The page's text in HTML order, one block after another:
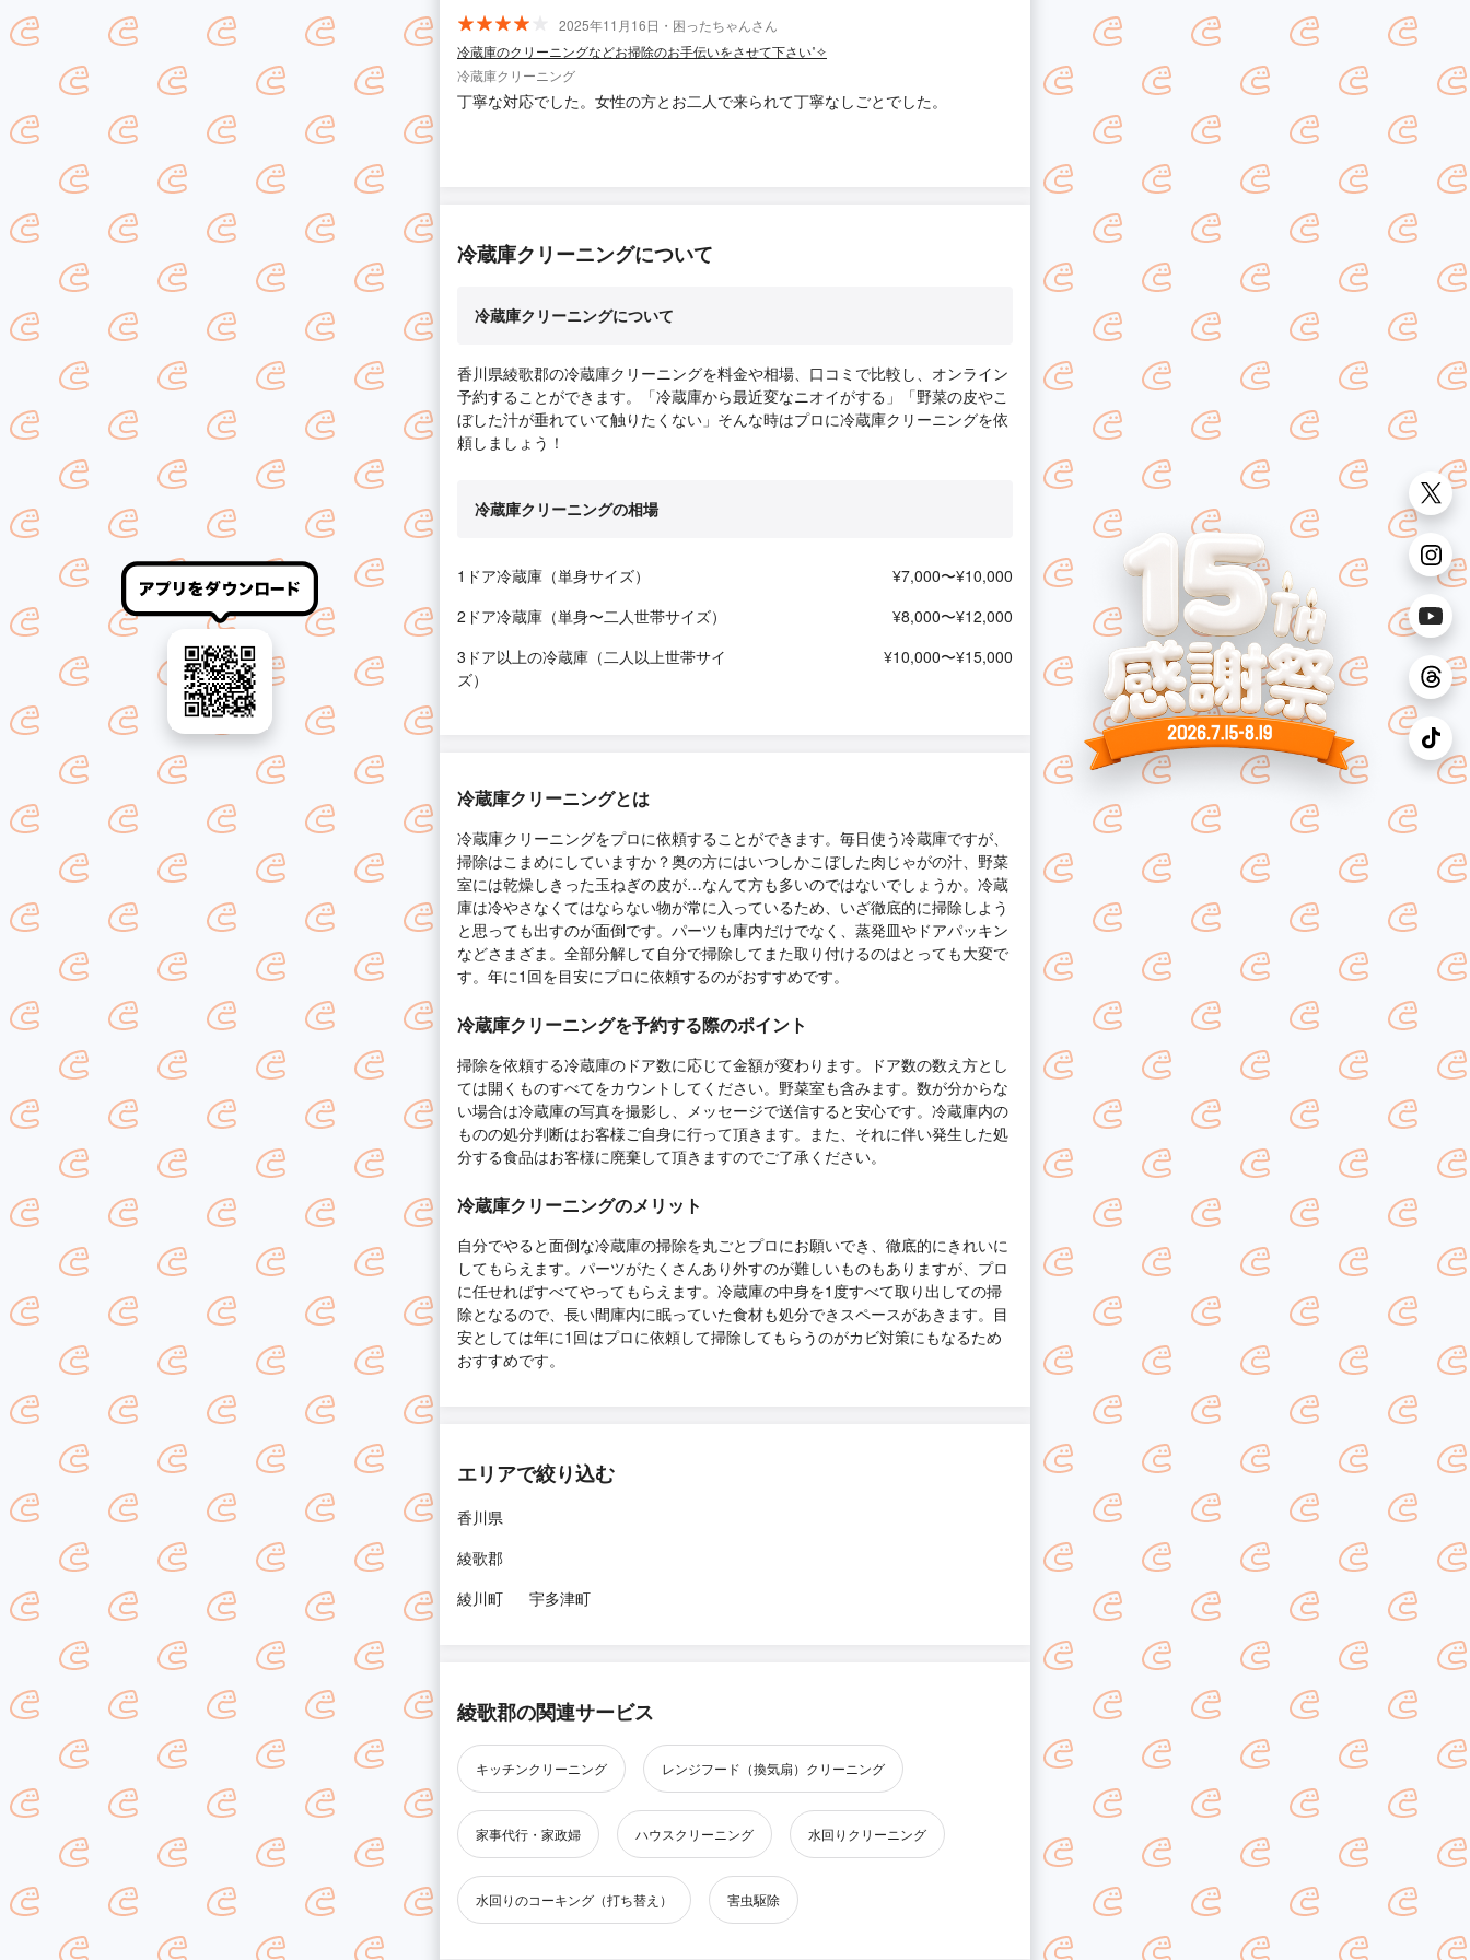
2025年11月16日・困ったちゃんさん
冷蔵庫のクリーニングなどお掃除のお手伝いをさせて下さい˚✧
冷蔵庫クリーニング
丁寧な対応でした。女性の方とお二人で来られて丁寧なしごとでした。
冷蔵庫クリーニングについて
冷蔵庫クリーニングについて
香川県綾歌郡の冷蔵庫クリーニングを料金や相場、口コミで比較し、オンライン
予約することができます。「冷蔵庫から最近変なニオイがする」「野菜の皮やこ
ぼした汁が垂れていて触りたくない」そんな時はプロに冷蔵庫クリーニングを依
頼しましょう！
冷蔵庫クリーニングの相場
1ドア冷蔵庫（単身サイズ）
¥7,000〜¥10,000
2ドア冷蔵庫（単身〜二人世帯サイズ）
¥8,000〜¥12,000
3ドア以上の冷蔵庫（二人以上世帯サイ
ズ）
¥10,000〜¥15,000
冷蔵庫クリーニングとは
冷蔵庫クリーニングをプロに依頼することができます。毎日使う冷蔵庫ですが、
掃除はこまめにしていますか？奥の方にはいつしかこぼした肉じゃがの汁、野菜
室には乾燥しきった玉ねぎの皮が…なんて方も多いのではないでしょうか。冷蔵
庫は冷やさなくてはならない物が常に入っているため、いざ徹底的に掃除しよう
と思っても出すのが面倒です。パーツも庫内だけでなく、蒸発皿やドアパッキン
などさまざま。全部分解して自分で掃除してまた取り付けるのはとっても大変で
す。年に1回を目安にプロに依頼するのがおすすめです。
冷蔵庫クリーニングを予約する際のポイント
掃除を依頼する冷蔵庫のドア数に応じて金額が変わります。ドア数の数え方とし
ては開くものすべてをカウントしてください。野菜室も含みます。数が分からな
い場合は冷蔵庫の写真を撮影し、メッセージで送信すると安心です。冷蔵庫内の
ものの処分判断はお客様ご自身に行って頂きます。また、それに伴い発生した処
分する食品はお客様に廃棄して頂きますのでご了承ください。
冷蔵庫クリーニングのメリット
自分でやると面倒な冷蔵庫の掃除を丸ごとプロにお願いでき、徹底的にきれいに
してもらえます。パーツがたくさんあり外すのが難しいものもありますが、プロ
に任せればすべてやってもらえます。冷蔵庫の中身を1度すべて取り出しての掃
除となるので、長い間庫内に眠っていた食材も処分できスペースがあきます。目
安としては年に1回はプロに依頼して掃除してもらうのがカビ対策にもなるため
おすすめです。
エリアで絞り込む
香川県
綾歌郡
綾川町
宇多津町
綾歌郡の関連サービス
キッチンクリーニング レンジフード（換気扇）クリーニング
家事代行・家政婦 ハウスクリーニング 水回りクリーニング
水回りのコーキング（打ち替え） 害虫駆除